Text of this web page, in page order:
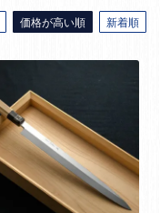
価格が高い順 新着順